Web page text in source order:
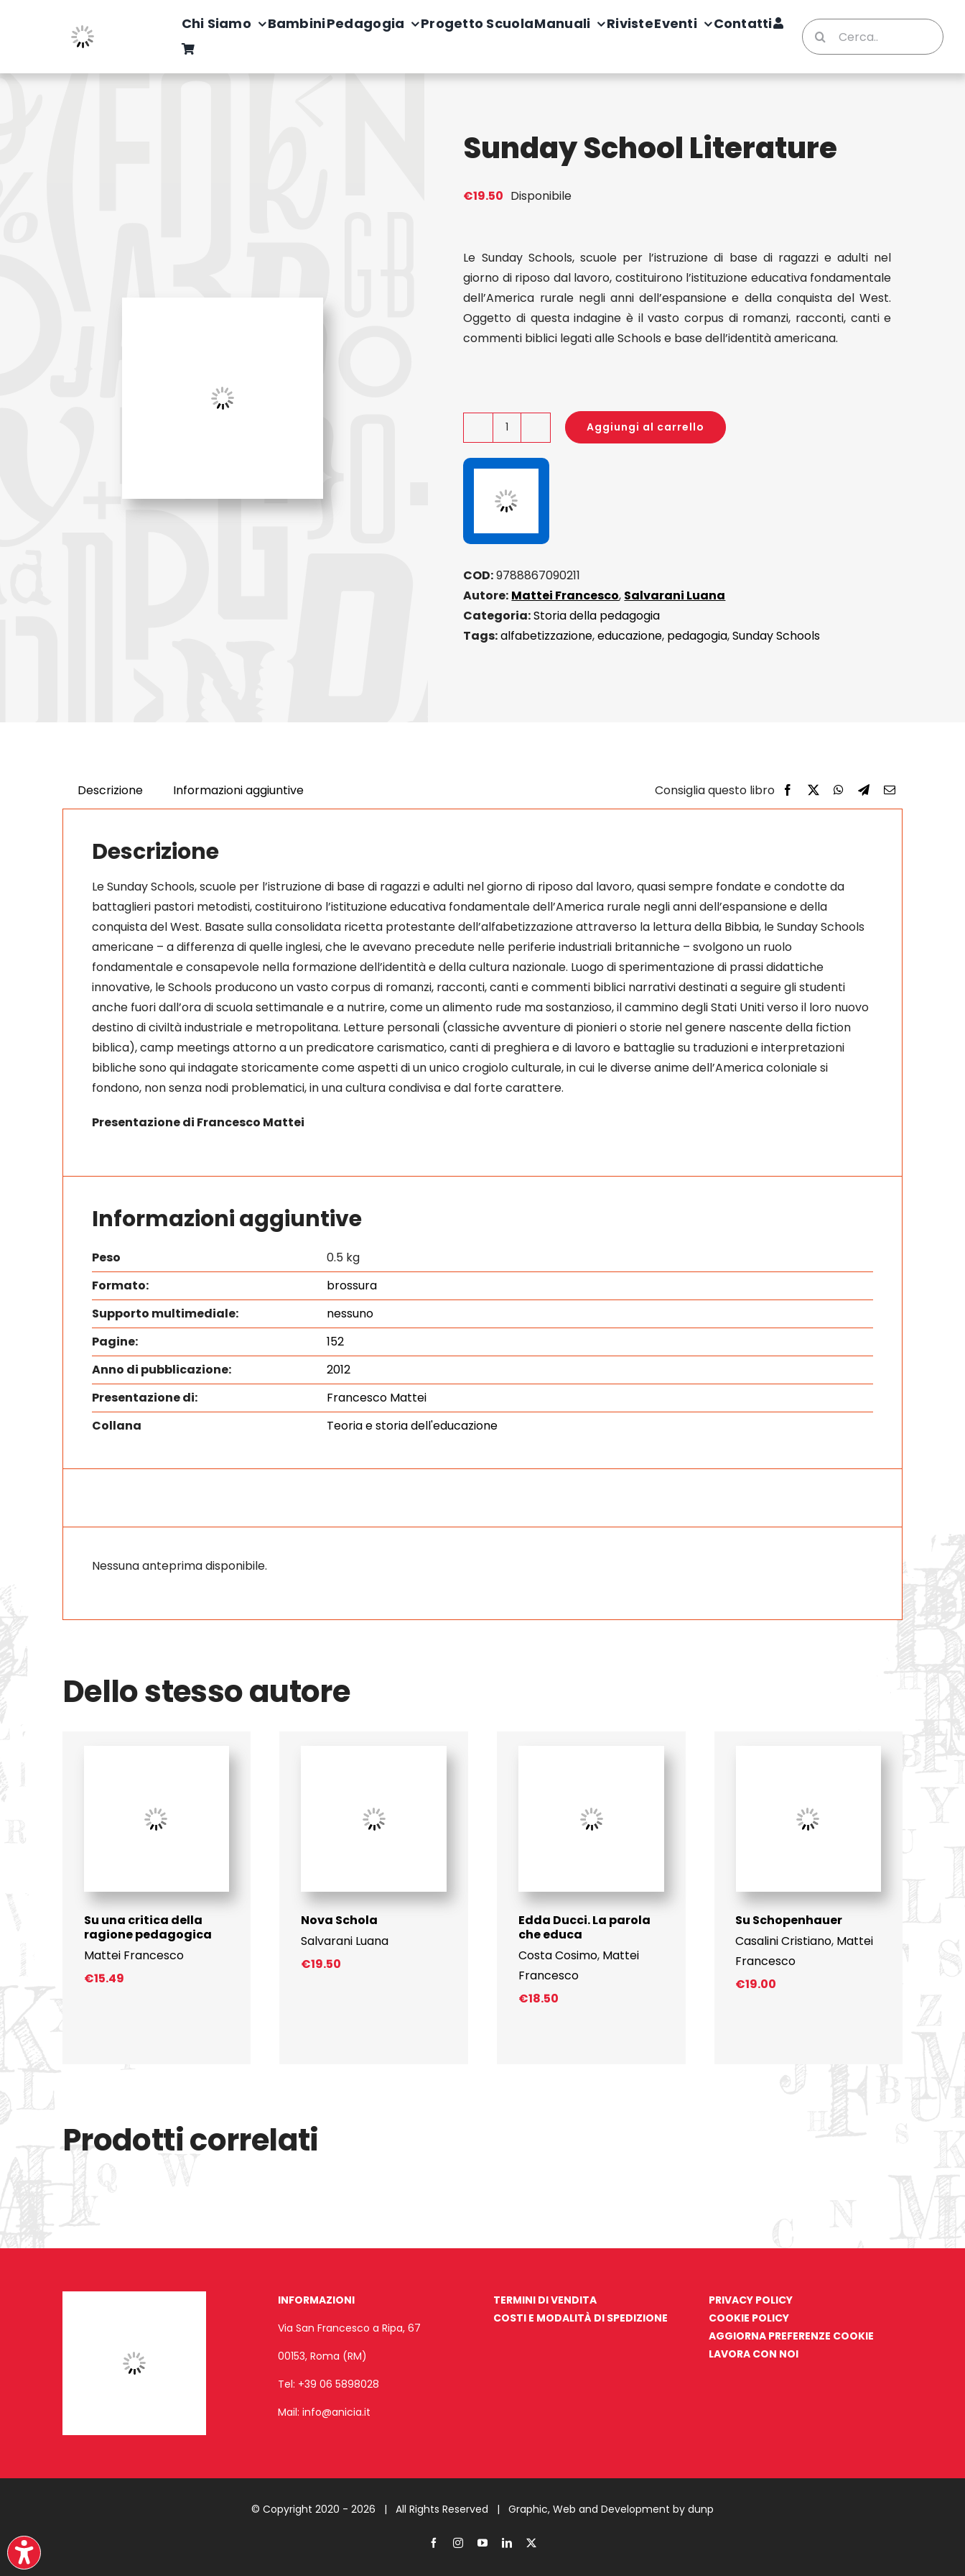
Chi Siamo BambiniPedagogia Progetto ScuolaManuali RivisteEventi Contatti
Cerca
per:
Sunday School Literature
€19.50 Disponibile
Le Sunday Schools, scuole per l’istruzione di base di ragazzi e adulti nel
giorno di riposo dal lavoro, costituirono l’istituzione educativa fondamentale
dell’America rurale negli anni dell’espansione e della conquista del West.
Oggetto di questa indagine è il vasto corpus di romanzi, racconti, canti e
commenti biblici legati alle Schools e base dell’identità americana.
Sunday
School
quantità
Aggiungi al carrello
COD:9788867090211
Autore: Mattei Francesco, Salvarani Luana
Categoria:Storia della pedagogia
Tags:alfabetizzazione,educazione, pedagogia,Sunday Schools
Descrizione Informazioni aggiuntive
Descrizione
Le Sunday Schools, scuole per l’istruzione di base di ragazzi e adulti nel giorno di riposo dal lavoro, quasi sempre fondate e condotte da
battaglieri pastori metodisti, costituirono l’istituzione educativa fondamentale dell’America rurale negli anni dell’espansione e della
conquista del West. Basate sulla consolidata ricetta protestante dell’alfabetizzazione attraverso la lettura della Bibbia, le Sunday Schools
americane – a differenza di quelle inglesi, che le avevano precedute nelle periferie industriali britanniche – svolgono un ruolo
fondamentale e consapevole nella formazione dell’identità e della cultura nazionale. Luogo di sperimentazione di prassi didattiche
innovative, le Schools producono un vasto corpus di romanzi, racconti, canti e commenti biblici narrativi destinati a seguire gli studenti
anche fuori dall’ora di scuola settimanale e a nutrire, come un alimento rude ma sostanzioso, il cammino degli Stati Uniti verso il loro nuovo
destino di civiltà industriale e metropolitana. Letture personali (classiche avventure di pionieri o storie nel genere nascente della fiction
biblica), camp meetings attorno a un predicatore carismatico, canti di preghiera e di lavoro e battaglie su traduzioni e interpretazioni
bibliche sono qui indagate storicamente come aspetti di un unico crogiolo culturale, in cui le diverse anime dell’America coloniale si
fondono, non senza nodi problematici, in una cultura condivisa e dal forte carattere.
Presentazione di Francesco Mattei
Informazioni aggiuntive
Peso
0.5 kg
Formato:
brossura
Supporto multimediale:
nessuno
Pagine:
152
Anno di pubblicazione:
2012
Presentazione di:
Francesco Mattei
Collana
Teoria e storia dell'educazione
Nessuna anteprima disponibile.
Dello stesso autore
Su una critica della
ragione pedagogica
Mattei Francesco
€15.49
Nova Schola
Salvarani Luana
€19.50
Edda Ducci. La parola
che educa
Costa Cosimo, Mattei
Francesco
€18.50
Su Schopenhauer
Casalini Cristiano, Mattei
Francesco
€19.00
Prodotti correlati
INFORMAZIONI
Via San Francesco a Ripa, 67
00153, Roma (RM)
Tel: +39 06 5898028
Mail: info@anicia.it
TERMINI DI VENDITA
COSTI E MODALITÀ DI SPEDIZIONE
PRIVACY POLICY
COOKIE POLICY
AGGIORNA PREFERENZE COOKIE
LAVORA CON NOI
© Copyright 2020 - 2026 | All Rights Reserved | Graphic, Web and Development by dunp